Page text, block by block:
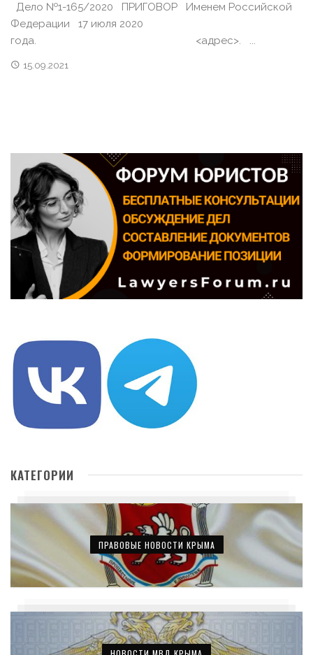
Дело №1-165/2020 ПРИГОВОР Именем Российской
Федерации 17 июля 2020
года. <адрес>. ...
15.09.2021
КАТЕГОРИИ
ПРАВОВЫЕ НОВОСТИ КРЫМА